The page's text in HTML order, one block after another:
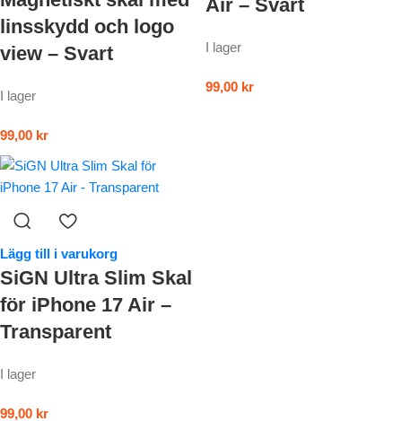
linsskydd och logo
view – Svart
I lager
99,00 kr
Air – Svart
I lager
99,00 kr
Lägg till i varukorg
SiGN Ultra Slim Skal
för iPhone 17 Air –
Transparent
I lager
99,00 kr